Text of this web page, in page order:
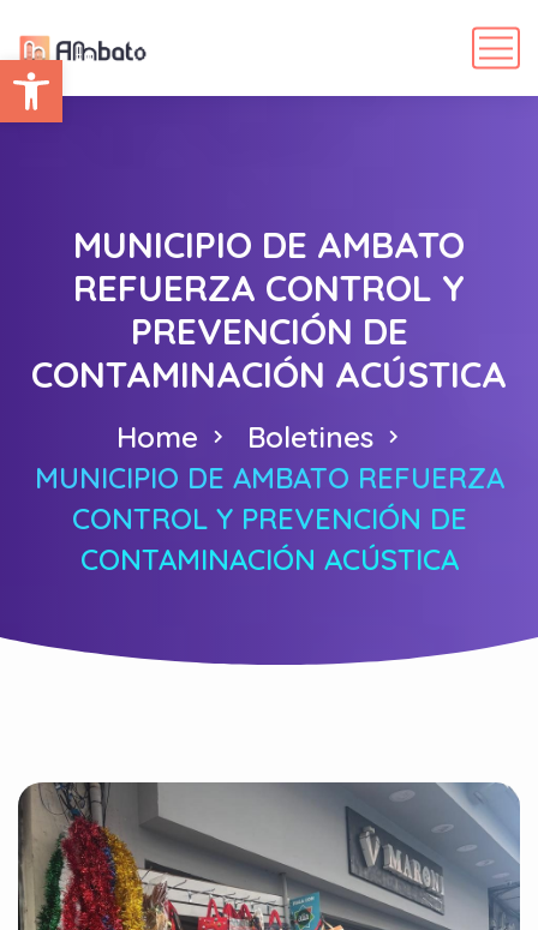
Abrir barra de herramientas
MUNICIPIO DE AMBATO
REFUERZA CONTROL Y
PREVENCIÓN DE
CONTAMINACIÓN ACÚSTICA
Home
Boletines
MUNICIPIO DE AMBATO REFUERZA
CONTROL Y PREVENCIÓN DE
CONTAMINACIÓN ACÚSTICA